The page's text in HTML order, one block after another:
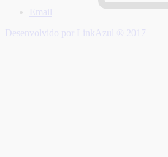
Email
Desenvolvido por LinkAzul ® 2017